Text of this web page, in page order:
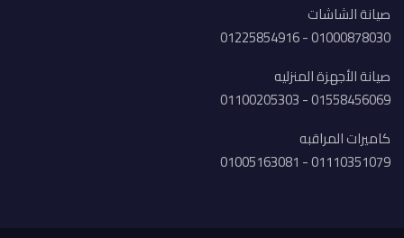
صيانة الشاشات
01000878030 - 01225854916
صيانة الأجهزة المنزليه
01558456069 - 01100205303
كاميرات المراقبه
01110351079 - 01005163081